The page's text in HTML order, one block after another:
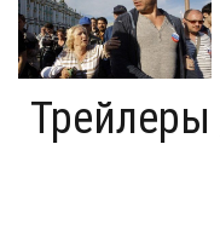
Трейлеры